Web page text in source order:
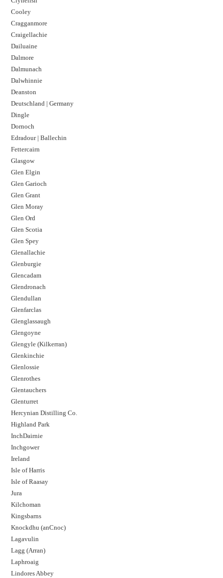
Cooley
Cragganmore
Craigellachie
Dailuaine
Dalmore​
Dalmunach
Dalwhinnie
Deanston
Deutschland | Germany
Dingle
Dornoch
Edradour | Ballechin
Fettercairn
Glasgow
Glen Elgin
Glen Garioch
Glen Grant
Glen Moray
Glen Ord
Glen Scotia
Glen Spey
Glenallachie
Glenburgie
Glencadam
Glendronach
Glendullan
Glenfarclas
Glenglassaugh
Glengoyne
Glengyle (Kilkerran)
Glenkinchie
Glenlossie
Glenrothes
Glentauchers
Glenturret
Hercynian Distilling Co.
Highland Park
InchDairnie
Inchgower
Ireland
Isle of Harris
Isle of Raasay
Jura
Kilchoman
Kingsbarns
Knockdhu (anCnoc)
Lagavulin
Lagg (Arran)
Laphroaig
Lindores Abbey